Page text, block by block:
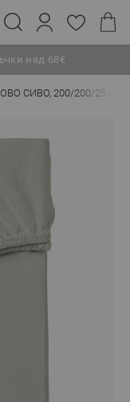
над 68€
СИВО, 200/200/25 см,